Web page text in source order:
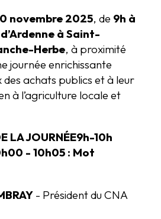
novembre 2025, de 9h à
d’Ardenne à Saint-
Herbe, à proximité
journée enrichissante
des achats publics et à leur
à l’agriculture locale et
LA JOURNÉE9h-10h
- 10h05 : Mot
- Président du CNA